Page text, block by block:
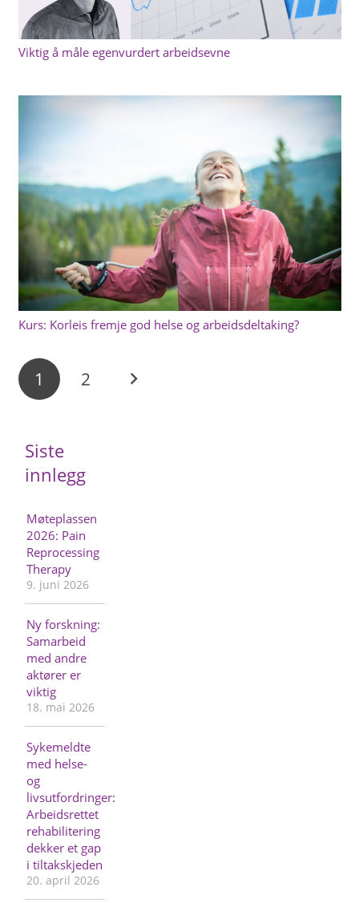
Viktig å måle egenvurdert arbeidsevne
Kurs: Korleis fremje god helse og arbeidsdeltaking?
1 2
Siste
innlegg
Møteplassen
2026: Pain
Reprocessing
Therapy
9. juni 2026
Ny forskning:
Samarbeid
med andre
aktører er
viktig
18. mai 2026
Sykemeldte
med helse-
og
livsutfordringer:
Arbeidsrettet
rehabilitering
dekker et gap
i tiltakskjeden
20. april 2026